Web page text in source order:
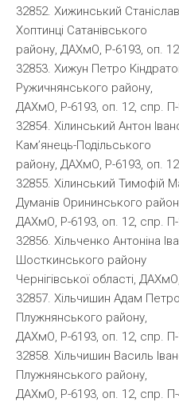
32852. Хижинський
Хоптинці Сатанівського
району, ДАХмО, Р-6193, оп.
32853. Хижун Петро
Ружичнянського району,
ДАХмО, Р-6193, оп. 12, спр.
32854. Хілинський Антон
Кам’янець-Подільського
району, ДАХмО, Р-6193, оп.
32855. Хілинський Тимофій
Думанів Орининського
ДАХмО, Р-6193, оп. 12, спр.
32856. Хільченко Антоніна
Шосткинського району
Чернігівської області,
32857. Хільчишин Адам
Плужнянського району,
ДАХмО, Р-6193, оп. 12, спр.
32858. Хільчишин Василь
Плужнянського району,
ДАХмО, Р-6193, оп. 12, спр.